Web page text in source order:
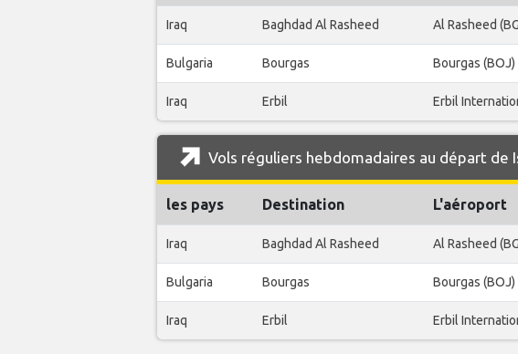
Iraq Baghdad Al Rasheed Al Rasheed
Bulgaria Bourgas Bourgas (BOJ)
Iraq Erbil Erbil
Vols réguliers hebdomadaires au départ de
les pays Destination L'aéroport
Iraq Baghdad Al Rasheed Al Rasheed
Bulgaria Bourgas Bourgas (BOJ)
Iraq Erbil Erbil